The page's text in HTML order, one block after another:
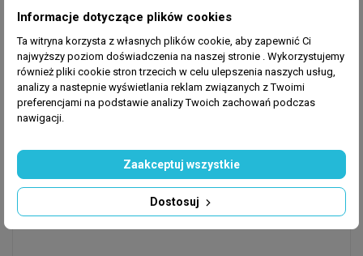
Wbudowany skimmer:
zanieczyszczenia z powierzchni wody, dbając o
właściwą wymianę gazową.
Pełna kontrola:Płynna regulacja przepływu
wody (150–300 l/h) pozwala idealnie
Cicha i energooszczędna praca:
na poziomie zaledwie 2,5 W czyni go jednym z
najbardziej ekonomicznych wyborów na rynku, a
cicha praca jest idealna do sypialni czy biura.
Informacje dotyczące plików cookies
Ta witryna korzysta z własnych plików cookie, aby zapewnić Ci
najwyższy poziom doświadczenia na naszej stronie . Wykorzystujemy
również pliki cookie stron trzecich w celu ulepszenia naszych usług,
analizy a nastepnie wyświetlania reklam związanych z Twoimi
preferencjami na podstawie analizy Twoich zachowań podczas
nawigacji.
Dostosuj
Zaakceptuj wszystkie